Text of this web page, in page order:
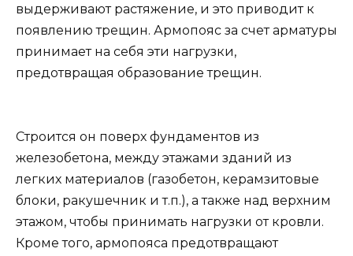
выдерживают растяжение, и это приводит к
появлению трещин. Армопояс за счет арматуры
принимает на себя эти нагрузки,
предотвращая образование трещин.
Строится он поверх фундаментов из
железобетона, между этажами зданий из
легких материалов (газобетон, керамзитовые
блоки, ракушечник и т.п.), а также над верхним
этажом, чтобы принимать нагрузки от кровли.
Кроме того, армопояса предотвращают